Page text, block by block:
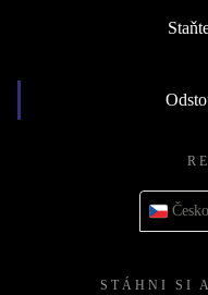
Česko
STÁHNI SI